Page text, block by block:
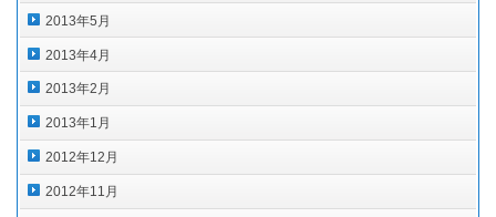
2013年5月
2013年4月
2013年2月
2013年1月
2012年12月
2012年11月